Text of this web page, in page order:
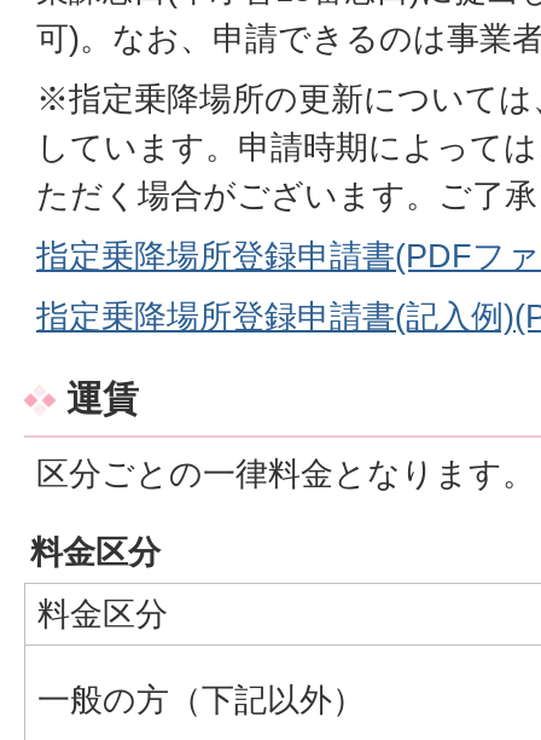
可)。なお、申請できるのは事業
※指定乗降場所の更新については
しています。申請時期によって
ただく場合がございます。ご了
指定乗降場所登録申請書(PDFフ
指定乗降場所登録申請書(記入例
運賃
区分ごと の一律料金となります。
料金区分
料金区分
一般の方（下記以外）